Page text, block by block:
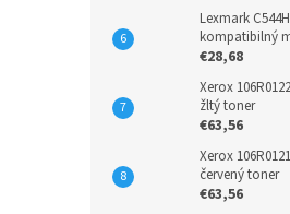
Lexmark
kompatibilný
€28,68
Xerox
žltý toner
€63,56
Xerox
červený toner
€63,56